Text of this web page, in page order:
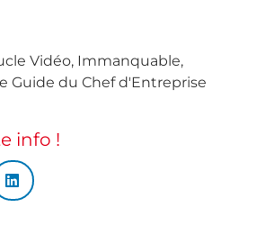
Vidéo, Immanquable,
Guide du Chef d'Entreprise
info !